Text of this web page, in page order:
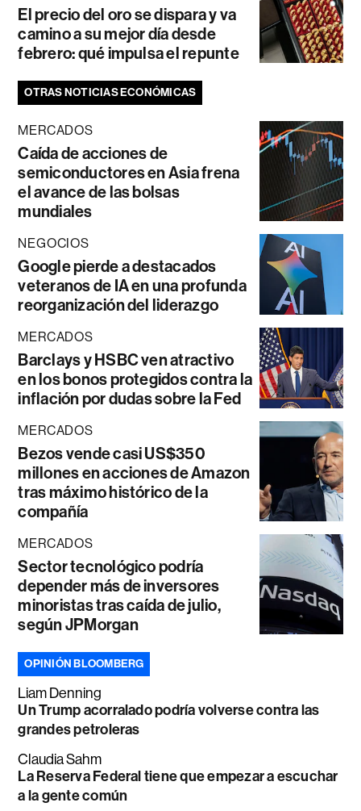
El precio del oro se dispara y va
camino a su mejor día desde
febrero: qué impulsa el repunte
OTRAS NOTICIAS ECONÓMICAS
MERCADOS
Caída de acciones de
semiconductores en Asia frena
el avance de las bolsas
mundiales
NEGOCIOS
Google pierde a destacados
veteranos de IA en una profunda
reorganización del liderazgo
MERCADOS
Barclays y HSBC ven atractivo
en los bonos protegidos contra la
inflación por dudas sobre la Fed
MERCADOS
Bezos vende casi US$350
millones en acciones de Amazon
tras máximo histórico de la
compañía
MERCADOS
Sector tecnológico podría
depender más de inversores
minoristas tras caída de julio,
según JPMorgan
OPINIÓN BLOOMBERG
Liam Denning
Un Trump acorralado podría volverse contra las
grandes petroleras
Claudia Sahm
La Reserva Federal tiene que empezar a escuchar
a la gente común